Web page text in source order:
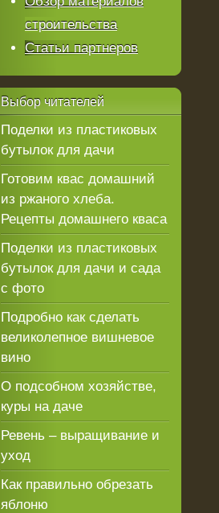
строительства
Статьи партнеров
Выборчитателей
Поделки из пластиковых
бутылок для дачи
Готовим квас домашний
из ржаного хлеба.
Рецепты домашнего кваса
Поделки из пластиковых
бутылок для дачи и сада
с фото
Подробно как сделать
великолепное вишневое
вино
О подсобном хозяйстве,
куры на даче
Ревень – выращивание и
уход
Как правильно обрезать
яблоню